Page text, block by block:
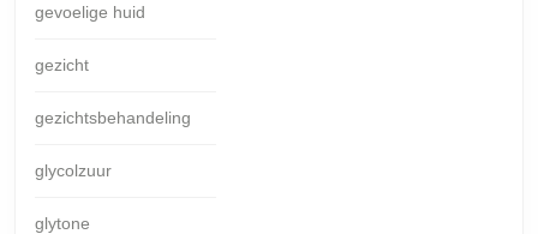
gevoelige huid
gezicht
gezichtsbehandeling
glycolzuur
glytone